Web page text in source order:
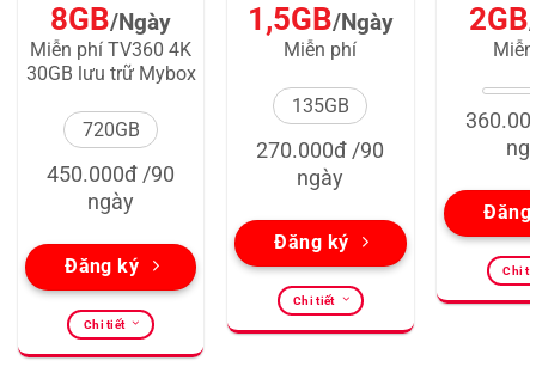
8GB/Ngày
Miễn phí TV360 4K
30GB lưu trữ Mybox
720GB
450.000đ /90
ngày
Đăng ký
Chi tiết
1,5GB/Ngày
Miễn phí
135GB
270.000đ /90
ngày
Đăng ký
Chi tiết
2GB
Đăng
Chi